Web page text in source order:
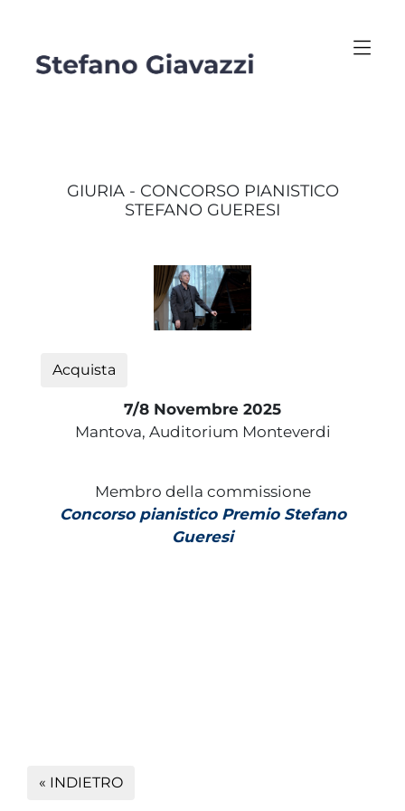
GIURIA - CONCORSO PIANISTICO
STEFANO GUERESI
Acquista
7/8 Novembre 2025
Mantova, Auditorium Monteverdi
Membro della commissione
Concorso pianistico Premio Stefano
Gueresi
« INDIETRO